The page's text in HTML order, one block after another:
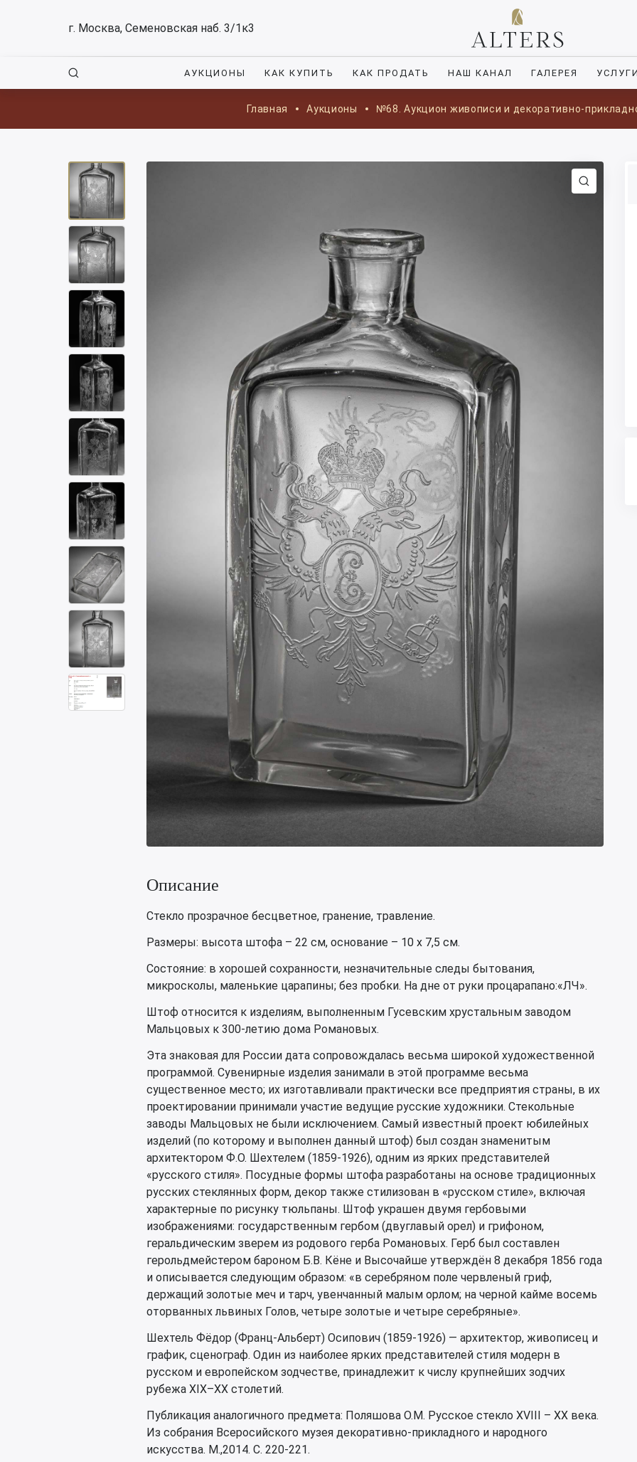
г. Москва, Семеновская наб. 3/1к3
АУКЦИОНЫ КАК КУПИТЬ КАК ПРОДАТЬ НАШ КАНАЛ ГАЛЕРЕЯ
Главная Аукционы №68. Аукцион живописи и декоративно-
Описание
Стекло прозрачное бесцветное, гранение, травление.
Размеры: высота штофа – 22 см, основание – 10 х 7,5 см.
Состояние: в хорошей сохранности, незначительные следы бытования,
микросколы, маленькие царапины; без пробки. На дне от руки процарапано:«ЛЧ».
Штоф относится к изделиям, выполненным Гусевским хрустальным заводом
Мальцовых к 300-летию дома Романовых.
Эта знаковая для России дата сопровождалась весьма широкой художественной
программой. Сувенирные изделия занимали в этой программе весьма
существенное место; их изготавливали практически все предприятия страны, в их
проектировании принимали участие ведущие русские художники. Стекольные
заводы Мальцовых не были исключением. Самый известный проект юбилейных
изделий (по которому и выполнен данный штоф) был создан знаменитым
архитектором Ф.О. Шехтелем (1859-1926), одним из ярких представителей
«русского стиля». Посудные формы штофа разработаны на основе традиционных
русских стеклянных форм, декор также стилизован в «русском стиле», включая
характерные по рисунку тюльпаны. Штоф украшен двумя гербовыми
изображениями: государственным гербом (двуглавый орел) и грифоном,
геральдическим зверем из родового герба Романовых. Герб был составлен
герольдмейстером бароном Б.В. Кёне и Высочайше утверждён 8 декабря 1856 года
и описывается следующим образом: «в серебряном поле червленый гриф,
держащий золотые меч и тарч, увенчанный малым орлом; на черной кайме восемь
оторванных львиных Голов, четыре золотые и четыре серебряные».
Шехтель Фёдор (Франц-Альберт) Осипович (1859-1926) — архитектор, живописец и
график, сценограф. Один из наиболее ярких представителей стиля модерн в
русском и европейском зодчестве, принадлежит к числу крупнейших зодчих
рубежа XIX–XX столетий.
Публикация аналогичного предмета: Поляшова О.М. Русское стекло XVIII – XX века.
Из собрания Всеросийского музея декоративно-прикладного и народного
искусства. М.,2014. С. 220-221.